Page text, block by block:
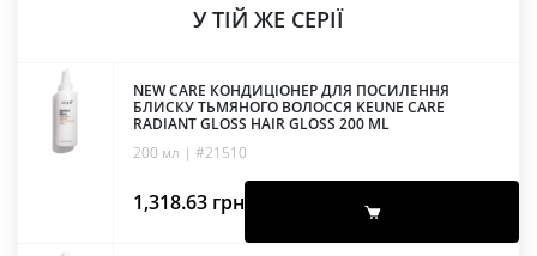
У ТІЙ ЖЕ СЕРІЇ
NEW CARE КОНДИЦІОНЕР ДЛЯ ПОСИЛЕННЯ
БЛИСКУ ТЬМЯНОГО ВОЛОССЯ KEUNE CARE
RADIANT GLOSS HAIR GLOSS 200 ML
200 мл | #21510
1,318.63 грн